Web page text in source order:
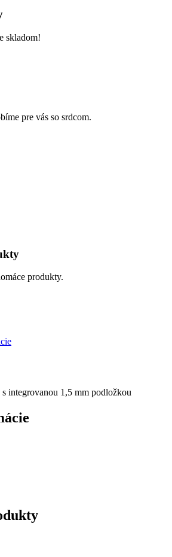
skladom!
pre vás so srdcom.
produkty.
integrovanou 1,5 mm podložkou